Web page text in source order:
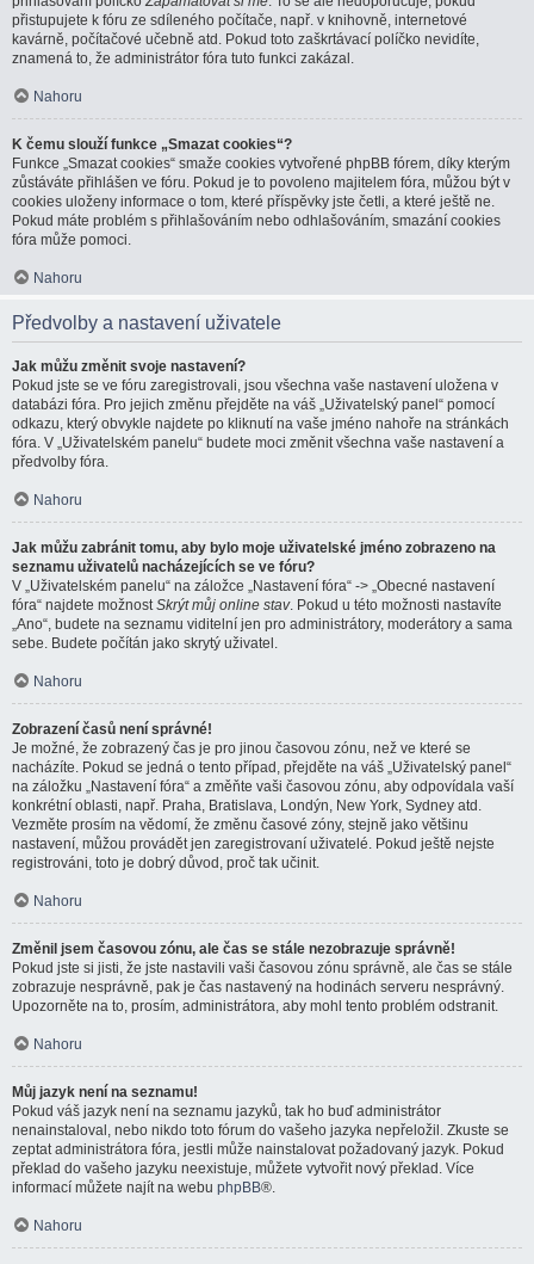
přistupujete k fóru ze sdíleného počítače, např. v knihovně, internetové
kavárně, počítačové učebně atd. Pokud toto zaškrtávací políčko nevidíte,
znamená to, že administrátor fóra tuto funkci zakázal.
Nahoru
K čemu slouží funkce „Smazat cookies“?
Funkce „Smazat cookies“ smaže cookies vytvořené phpBB fórem, díky kterým
zůstáváte přihlášen ve fóru. Pokud je to povoleno majitelem fóra, můžou být v
cookies uloženy informace o tom, které příspěvky jste četli, a které ještě ne.
Pokud máte problém s přihlašováním nebo odhlašováním, smazání cookies
fóra může pomoci.
Nahoru
Předvolby a nastavení uživatele
Jak můžu změnit svoje nastavení?
Pokud jste se ve fóru zaregistrovali, jsou všechna vaše nastavení uložena v
databázi fóra. Pro jejich změnu přejděte na váš „Uživatelský panel“ pomocí
odkazu, který obvykle najdete po kliknutí na vaše jméno nahoře na stránkách
fóra. V „Uživatelském panelu“ budete moci změnit všechna vaše nastavení a
předvolby fóra.
Nahoru
Jak můžu zabránit tomu, aby bylo moje uživatelské jméno zobrazeno na
seznamu uživatelů nacházejících se ve fóru?
V „Uživatelském panelu“ na záložce „Nastavení fóra“ -> „Obecné nastavení
fóra“ najdete možnostSkrýt můj online stav. Pokud u této možnosti nastavíte
„Ano“, budete na seznamu viditelní jen pro administrátory, moderátory a sama
sebe. Budete počítán jako skrytý uživatel.
Nahoru
Zobrazení časů není správné!
Je možné, že zobrazený čas je pro jinou časovou zónu, než ve které se
nacházíte. Pokud se jedná o tento případ, přejděte na váš „Uživatelský panel“
na záložku „Nastavení fóra“ a změňte vaši časovou zónu, aby odpovídala vaší
konkrétní oblasti, např. Praha, Bratislava, Londýn, New York, Sydney atd.
Vezměte prosím na vědomí, že změnu časové zóny, stejně jako většinu
nastavení, můžou provádět jen zaregistrovaní uživatelé. Pokud ještě nejste
registrováni, toto je dobrý důvod, proč tak učinit.
Nahoru
Změnil jsem časovou zónu, ale čas se stále nezobrazuje správně!
Pokud jste si jisti, že jste nastavili vaši časovou zónu správně, ale čas se stále
zobrazuje nesprávně, pak je čas nastavený na hodinách serveru nesprávný.
Upozorněte na to, prosím, administrátora, aby mohl tento problém odstranit.
Nahoru
Můj jazyk není na seznamu!
Pokud váš jazyk není na seznamu jazyků, tak ho buď administrátor
nenainstaloval, nebo nikdo toto fórum do vašeho jazyka nepřeložil. Zkuste se
zeptat administrátora fóra, jestli může nainstalovat požadovaný jazyk. Pokud
překlad do vašeho jazyku neexistuje, můžete vytvořit nový překlad. Více
informací můžete najít na webu phpBB®.
Nahoru